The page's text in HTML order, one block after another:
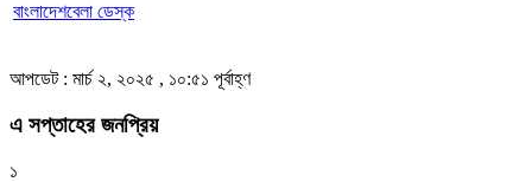
বাংলাদেশবেলা ডেস্ক
আপডেট : মার্চ ২, ২০২৫ , ১০:৫১ পূর্বাহ্ণ
এ সপ্তাহের জনপ্রিয়
১